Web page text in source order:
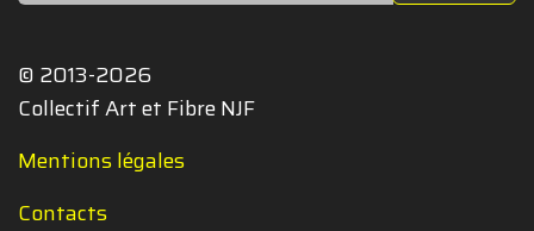
© 2013-2026
Collectif Art et Fibre NJF
Mentions légales
Contacts